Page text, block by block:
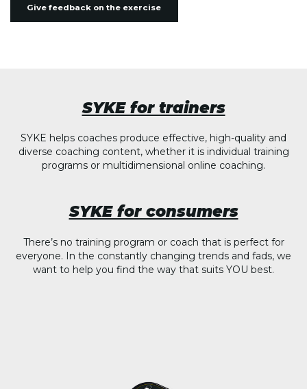
Give feedback on the exercise
SYKE for trainers
SYKE helps coaches produce effective, high-quality and
diverse coaching content, whether it is individual training
programs or multidimensional online coaching.
SYKE for consumers
There’s no training program or coach that is perfect for
everyone. In the constantly changing trends and fads, we
want to help you find the way that suits YOU best.